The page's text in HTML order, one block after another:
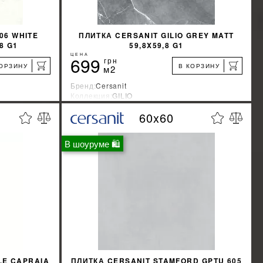
WHITE
G1
%
ПЛИТКА CERSANIT GILIO GREY MATT
59,8X59,8 G1
ЦЕНА
699 грн
м2 В КОРЗИНУ
Бренд:Cersanit
Коллекция:GILIO
Страна-производитель:Украина
УЗНАТЬ СВОЮ СКИДКУ %
CAPRAIA
В шоуруме 🛍
60x60
ПЛИТКА CERSANIT STAMFORD GPTU 605